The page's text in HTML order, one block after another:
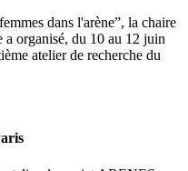
dans l'arène”, la chaire
a organisé, du 10 au 12 juin
atelier de recherche du